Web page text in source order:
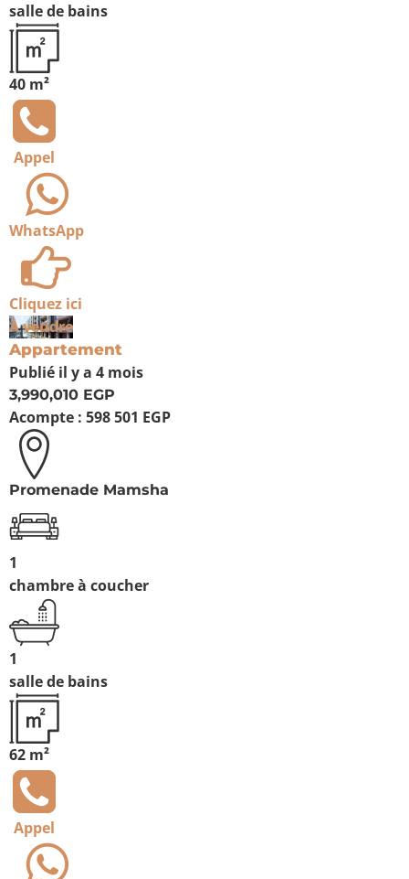
salle de bains
40 m²
Appel
WhatsApp
Cliquez ici
À vendre
Appartement
Publié il y a 4 mois
3,990,010 EGP
Acompte : 598 501 EGP
Promenade Mamsha
1
chambre à coucher
1
salle de bains
62 m²
Appel